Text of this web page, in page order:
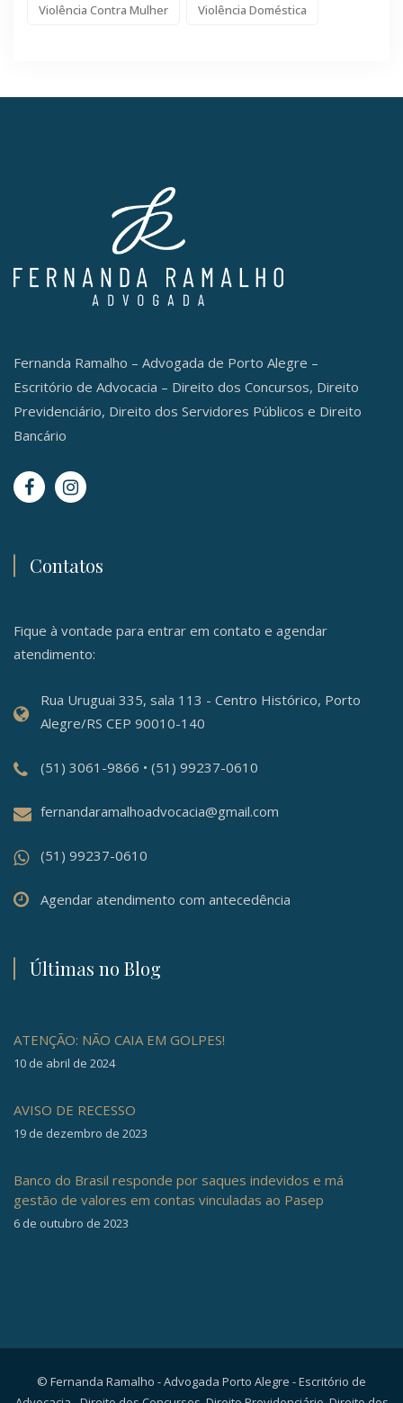
Violência Contra Mulher Violência Doméstica
Fernanda Ramalho – Advogada de Porto Alegre –
Escritório de Advocacia – Direito dos Concursos, Direito
Previdenciário, Direito dos Servidores Públicos e Direito
Bancário
Contatos
Fique à vontade para entrar em contato e agendar
atendimento:
Rua Uruguai 335, sala 113 - Centro Histórico, Porto
Alegre/RS CEP 90010-140
(51) 3061-9866 • (51) 99237-0610
fernandaramalhoadvocacia@gmail.com
(51) 99237-0610
Agendar atendimento com antecedência
Últimas no Blog
ATENÇÃO: NÃO CAIA EM GOLPES!
10 de abril de 2024
AVISO DE RECESSO
19 de dezembro de 2023
Banco do Brasil responde por saques indevidos e má
gestão de valores em contas vinculadas ao Pasep
6 de outubro de 2023
© Fernanda Ramalho - Advogada Porto Alegre - Escritório de